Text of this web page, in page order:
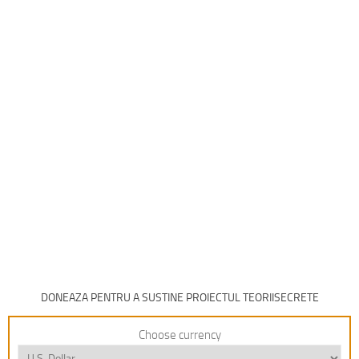
DONEAZA PENTRU A SUSTINE PROIECTUL TEORIISECRETE
Choose currency